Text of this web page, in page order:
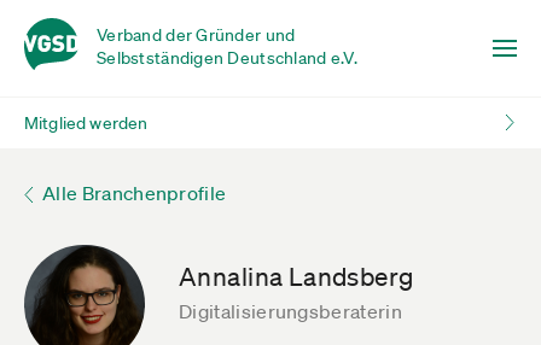
Verband der Gründer und
Selbstständigen Deutschland e.V.
Mitglied werden
Alle Branchenprofile
Annalina Landsberg
Digitalisierungsberaterin